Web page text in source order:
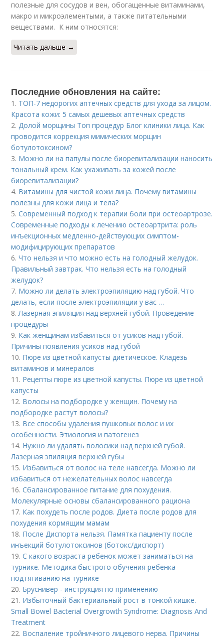
полезные для сосудов и вен, обогащенные витаминами,
макро и микроэлементыми, а также питательными
веществами. К ним относятся:
Читать дальше →
Последние обновления на сайте:
1. ТОП-7 недорогих аптечных средств для ухода за лицом.
Красота кожи: 5 самых дешевых аптечных средств
2.Долой морщины Топ процедур Блог клиники лица. Как
проводится коррекция мимических морщин
ботулотоксином?
3. Можно ли на папулы после биоревитализации наносить
тональный крем. Как ухаживать за кожей после
биоревитализации?
4. Витамины для чистой кожи лица. Почему витамины
полезны для кожи лица и тела?
5.Современный подход к терапии боли при остеоартрозе.
Современные подходы к лечению остеоартрита: роль
инъекционных медленно-действующих симптом-
модифицирующих препаратов
6.Что нельзя и что можно есть на голодный желудок.
Правильный завтрак. Что нельзя есть на голодный
желудок?
7. Можно ли делать электроэпиляцию над губой. Что
делать, если после электроэпиляции у вас …
8.Лазерная эпиляция над верхней губой. Проведение
процедуры
9. Как женщинам избавиться от усиков над губой.
Причины появления усиков над губой
10. Пюре из цветной капусты диетическое. Кладезь
витаминов и минералов
11. Рецепты пюре из цветной капусты. Пюре из цветной
капусты
12. Волосы на подбородке у женщин. Почему на
подбородке растут волосы?
13. Все способы удаления пушковых волос и их
особенности. Этиология и патогенез
14. Нужно ли удалять волосики над верхней губой.
Лазерная эпиляция верхней губы
15. Избавиться от волос на теле навсегда. Можно ли
избавиться от нежелательных волос навсегда
16.Сбалансированное питание для похудения.
Молекулярные основы сбалансированного рациона
17. Как похудеть после родов. Диета после родов для
похудения кормящим мамам
18. После Диспорта нельзя. Памятка пациенту после
инъекций ботулотоксинов (ботокс/диспорт)
19.С какого возраста ребенок может заниматься на
турнике. Методика быстрого обучения ребенка
подтягиванию на турнике
20. Бруснивер - инструкция по применению
21. Избыточный бактериальный рост в тонкой кишке.
Small Bowel Bacterial Overgrowth Syndrome: Diagnosis And
Treatment
22. Воспаление тройничного лицевого нерва. Причины